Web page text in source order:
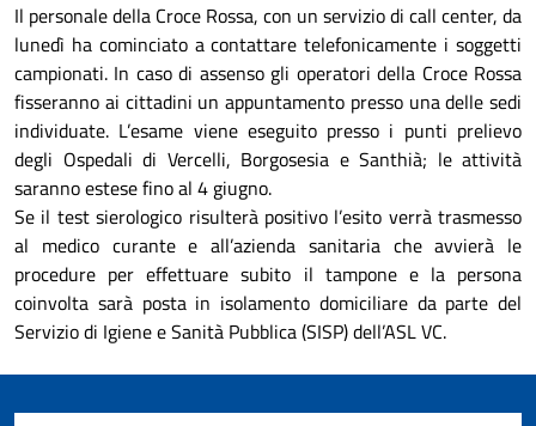
Il personale della Croce Rossa, con un servizio di call center, da
lunedì ha cominciato a contattare telefonicamente i soggetti
campionati. In caso di assensogli operatori della Croce Rossa
fisseranno ai cittadini un appuntamento presso una delle sedi
individuate. L’esame viene eseguito presso i punti prelievo
degli Ospedali di Vercelli, Borgosesia e Santhià; le attività
saranno estese fino al 4 giugno.
Se il test sierologico risulterà positivo l’esito verrà trasmesso
al medico curante e all’azienda sanitaria che avvierà le
procedure per effettuare subito il tampone e la persona
coinvolta sarà posta in isolamento domiciliare da parte del
Servizio di Igiene e Sanità Pubblica (SISP) dell’ASL VC.